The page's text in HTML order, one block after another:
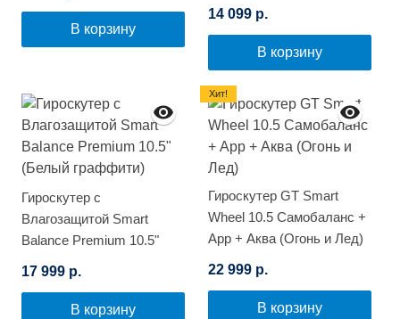
В корзину
14 099 р.
В корзину
Гироскутер с
Влагозащитой Smart
Balance Premium 10.5"
17 999 р.
В корзину
Гироскутер GT Smart
Wheel 10.5 Самобаланс +
App + Аква (Огонь и Лед)
22 999 р.
В корзину
Хит!